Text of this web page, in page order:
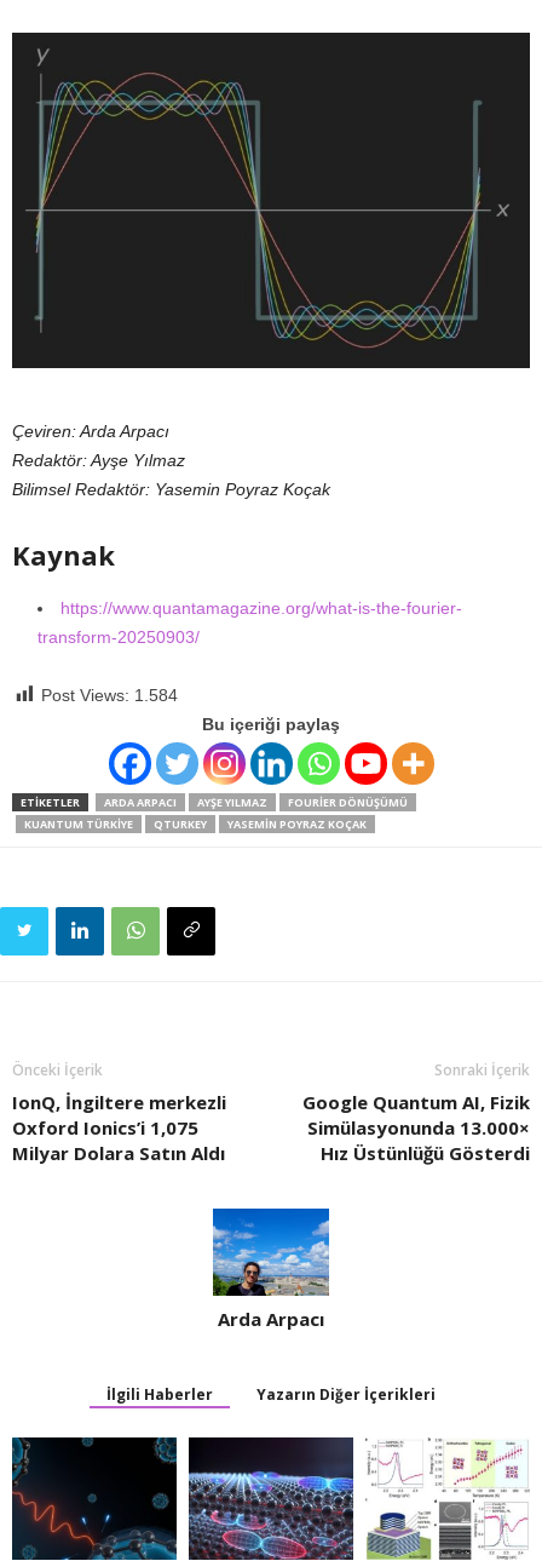
Çeviren: Arda Arpacı
Redaktör: Ayşe Yılmaz
Bilimsel Redaktör: Yasemin Poyraz Koçak
Kaynak
https://www.quantamagazine.org/what-is-the-fourier-
transform-20250903/
Post Views: 1.584
Bu içeriği paylaş
ETIKETLER ARDA ARPACI AYŞE YILMAZ
FOURIER DÖNÜŞÜMÜ
KUANTUM TÜRKIYE
QTURKEY YASEMIN POYRAZ KOÇAK
Önceki İçerik
IonQ, İngiltere merkezli
Oxford Ionics’i 1,075
Milyar Dolara Satın Aldı
Sonraki İçerik
Google Quantum AI, Fizik
Simülasyonunda 13.000×
Hız Üstünlüğü Gösterdi
Arda Arpacı
İlgili Haberler Yazarın Diğer İçerikleri